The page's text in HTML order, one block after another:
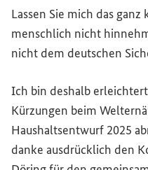
Lassen Sie mich das ganz
menschlich nicht
nicht dem deutschen
Ich bin deshalb
Kürzungen beim
Haushaltsentwurf 2025
danke ausdrücklich den